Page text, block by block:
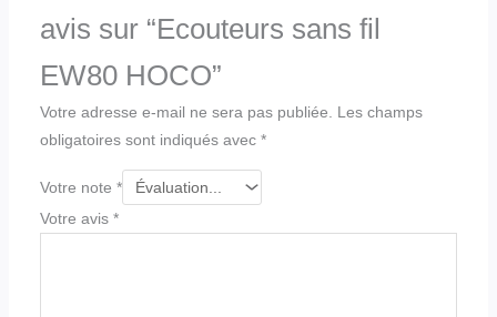
avis sur “Ecouteurs sans fil
EW80 HOCO”
Votre adresse e-mail ne sera pas publiée. Les champs
obligatoires sont indiqués avec *
Votre note *
Votre avis *